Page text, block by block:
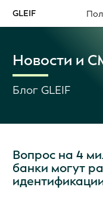
GLEIF
Новости и
Блог GLEIF
Вопрос на 4
банки могут